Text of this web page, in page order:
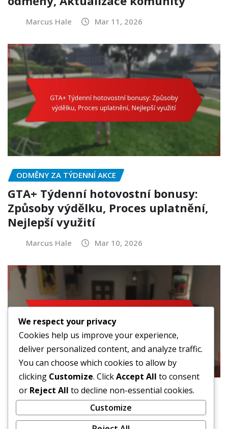
Marcus Hale Mar 11, 2026
ODMĚNY ZA TÝDENNÍ AKCE
GTA+ Týdenní hotovostní bonusy:
Způsoby výdělku, Proces uplatnění,
Nejlepší využití
Marcus Hale Mar 10, 2026
ODMĚNY ZA TÝDENNÍ AKCE
GTA+ Týdenní události: Hlavní
We respect your privacy
Cookies help us improve your experience,
deliver personalized content, and analyze traffic.
You can choose which cookies to allow by
clicking Customize. ClickAccept All to consent
or Reject All to decline non-essential cookies.
Customize